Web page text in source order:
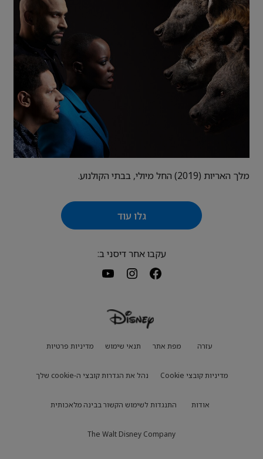
מלך האריות (2019) החל מיולי, בבתי הקולנוע.
גלו עוד
עקבו אחר דיסני ב:
עזרה מפת אתר תנאי שימוש מדיניות פרטיות
מדיניות קובצי Cookie נהל את הגדרות קובצי ה-cookie שלך
אודות התנגדות לשימוש הקשור בבינה מלאכותית
The Walt Disney Company